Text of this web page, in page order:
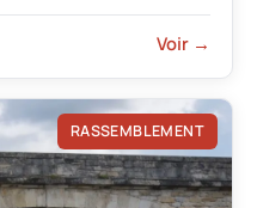
Voir →
RASSEMBLEMENT